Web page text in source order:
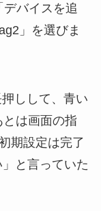
バイスを追
」を選びま
しして、青い
は画面の指
期設定は完了
と言っていた